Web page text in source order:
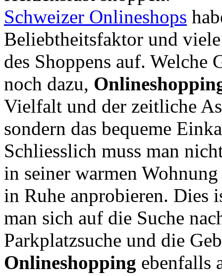
Schweizer Onlineshops
Beliebtheitsfaktor und
des Shoppens auf. Welche
noch dazu,
Vielfalt und der zeitliche
sondern das bequeme
Schliesslich muss man
in seiner warmen
in Ruhe anprobieren. Dies
man sich auf die Suche
Parkplatzsuche und die
Onlineshopping ebenfalls